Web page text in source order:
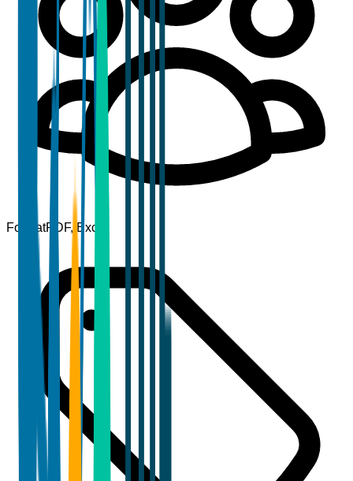
FormatPDF, Excel